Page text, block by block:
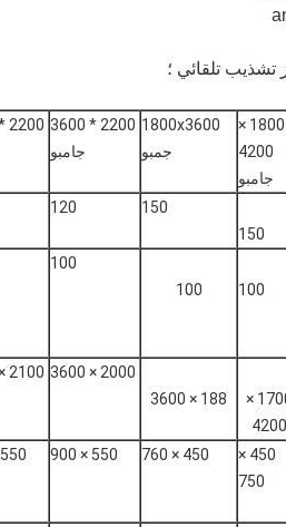
1800 ×
4200
جامبو
1800x3600
جمبو
2200 * 3600
جامبو
150
150
120
100
100
100
1700 ×
4200
188 × 3600
2000 × 3600
2100 × 4000
450 ×
750
450 × 760
550 × 900
550 × 900